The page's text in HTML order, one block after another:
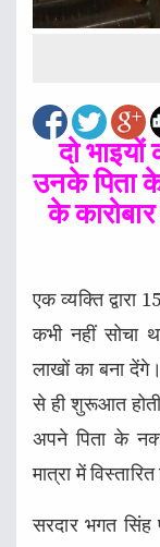
दो
उनके पिता
के
एक व्यक्ति
कभी नहीं सोचा
लाखों का बना
से ही शुरूआत होती
अपने पिता के
मात्रा में
सरदार भगत